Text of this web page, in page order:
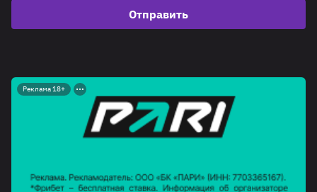
Отправить
Реклама 18+